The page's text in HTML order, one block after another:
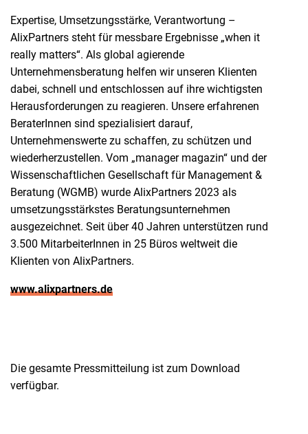
Expertise, Umsetzungsstärke, Verantwortung –
AlixPartners steht für messbare Ergebnisse „when it
really matters“. Als global agierende
Unternehmensberatung helfen wir unseren Klienten
dabei, schnell und entschlossen auf ihre wichtigsten
Herausforderungen zu reagieren. Unsere erfahrenen
BeraterInnen sind spezialisiert darauf,
Unternehmenswerte zu schaffen, zu schützen und
wiederherzustellen. Vom „manager magazin“ und der
Wissenschaftlichen Gesellschaft für Management &
Beratung (WGMB) wurde AlixPartners 2023 als
umsetzungsstärkstes Beratungsunternehmen
ausgezeichnet. Seit über 40 Jahren unterstützen rund
3.500 MitarbeiterInnen in 25 Büros weltweit die
Klienten von AlixPartners.
www.alixpartners.de
Die gesamte Pressmitteilung ist zum Download
verfügbar.